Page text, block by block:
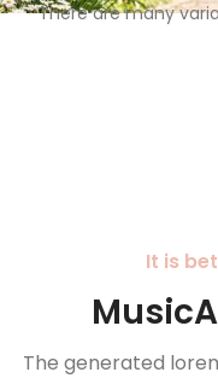
There are many
It is
The generated